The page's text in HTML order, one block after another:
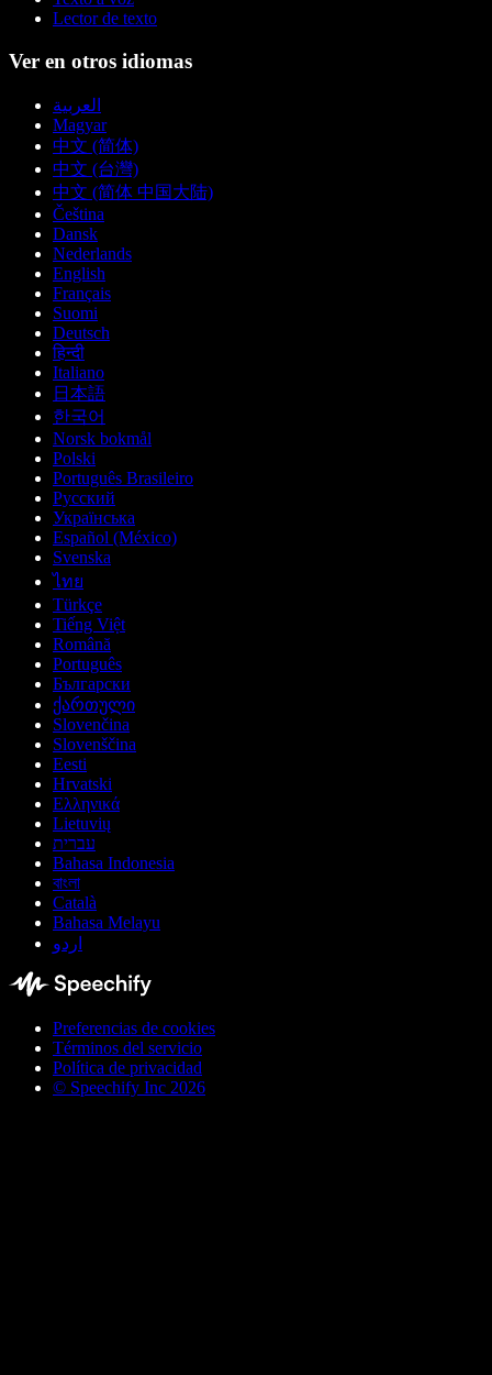
Lector de texto
Ver en otros idiomas
العربية
Magyar
中文 (简体)
中文 (台灣)
中文 (简体 中国大陆)
Čeština
Dansk
Nederlands
English
Français
Suomi
Deutsch
हिन्दी
Italiano
日本語
한국어
Norsk bokmål
Polski
Português Brasileiro
Русский
Українська
Español (México)
Svenska
ไทย
Türkçe
Tiếng Việt
Română
Português
Български
ქართული
Slovenčina
Slovenščina
Eesti
Hrvatski
Ελληνικά
Lietuvių
עברית
Bahasa Indonesia
বাংলা
Català
Bahasa Melayu
اردو
Preferencias de cookies
Términos del servicio
Política de privacidad
© Speechify Inc 2026